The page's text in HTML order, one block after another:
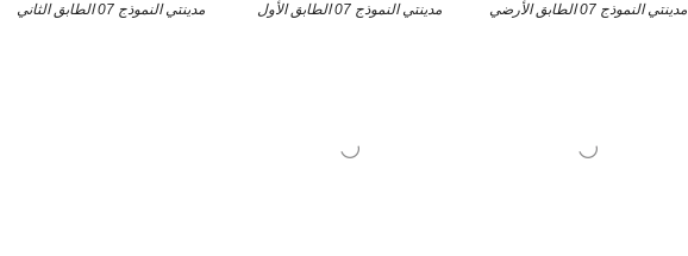
مدينتي النموذج 07 الطابق الأرضي مدينتي النموذج 07 الطابق الأول مدينتي النموذج 07 الطابق الثاني